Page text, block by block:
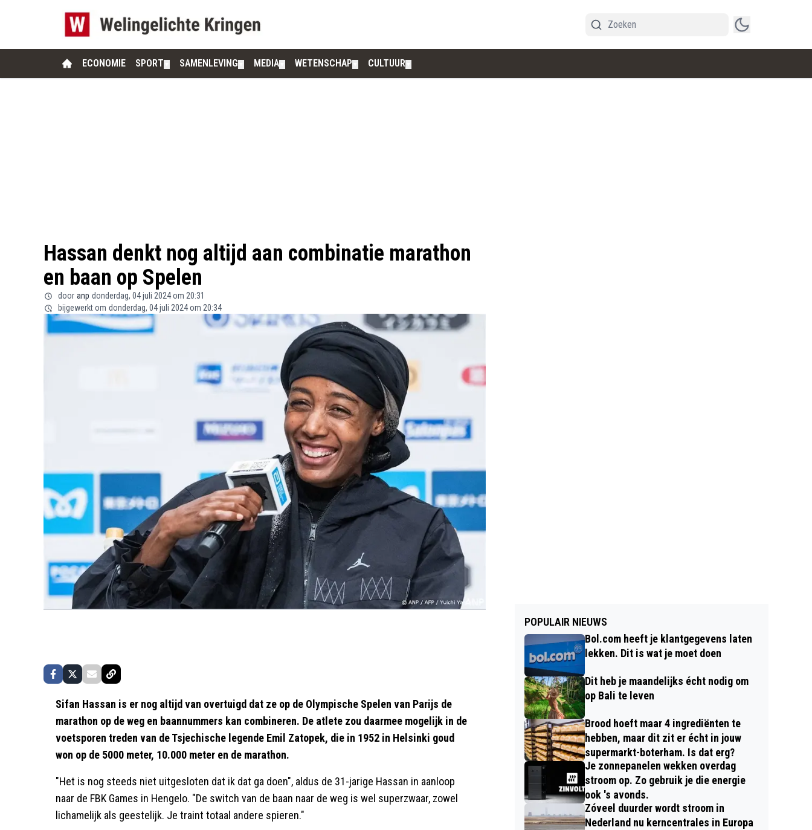
ECONOMIE SPORT SAMENLEVING MEDIA WETENSCHAP CULTUUR
Hassan denkt nog altijd aan combinatie marathon
en baan op Spelen
door anp donderdag, 04 juli 2024 om 20:31
bijgewerkt om donderdag, 04 juli 2024 om 20:34
Sifan Hassan is er nog altijd van overtuigd dat ze op de Olympische Spelen van Parijs de
marathon op de weg en baannummers kan combineren. De atlete zou daarmee mogelijk in de
voetsporen treden van de Tsjechische legende Emil Zatopek, die in 1952 in Helsinki goud
won op de 5000 meter, 10.000 meter en de marathon.
"Het is nog steeds niet uitgesloten dat ik dat ga doen", aldus de 31-jarige Hassan in aanloop
naar de FBK Games in Hengelo. "De switch van de baan naar de weg is wel superzwaar, zowel
lichamelijk als geestelijk. Je traint totaal andere spieren."
POPULAIR NIEUWS
Bol.com heeft je klantgegevens laten
lekken. Dit is wat je moet doen
Dit heb je maandelijks écht nodig om
op Bali te leven
Brood hoeft maar 4 ingrediënten te
hebben, maar dit zit er écht in jouw
supermarkt-boterham. Is dat erg?
Je zonnepanelen wekken overdag
stroom op. Zo gebruik je die energie
ook 's avonds.
Zóveel duurder wordt stroom in
Nederland nu kerncentrales in Europa